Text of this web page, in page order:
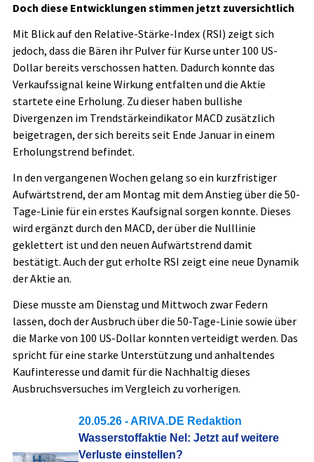
Doch diese Entwicklungen stimmen jetzt zuversichtlich
Mit Blick auf den Relative-Stärke-Index (RSI) zeigt sich
jedoch, dass die Bären ihr Pulver für Kurse unter 100 US-
Dollar bereits verschossen hatten. Dadurch konnte das
Verkaufssignal keine Wirkung entfalten und die Aktie
startete eine Erholung. Zu dieser haben bullishe
Divergenzen im Trendstärkeindikator MACD zusätzlich
beigetragen, der sich bereits seit Ende Januar in einem
Erholungstrend befindet.
In den vergangenen Wochen gelang so ein kurzfristiger
Aufwärtstrend, der am Montag mit dem Anstieg über die 50-
Tage-Linie für ein erstes Kaufsignal sorgen konnte. Dieses
wird ergänzt durch den MACD, der über die Nulllinie
geklettert ist und den neuen Aufwärtstrend damit
bestätigt. Auch der gut erholte RSI zeigt eine neue Dynamik
der Aktie an.
Diese musste am Dienstag und Mittwoch zwar Federn
lassen, doch der Ausbruch über die 50-Tage-Linie sowie über
die Marke von 100 US-Dollar konnten verteidigt werden. Das
spricht für eine starke Unterstützung und anhaltendes
Kaufinteresse und damit für die Nachhaltig dieses
Ausbruchsversuches im Vergleich zu vorherigen.
20.05.26 - ARIVA.DE Redaktion
Wasserstoffaktie Nel: Jetzt auf weitere
Verluste einstellen?